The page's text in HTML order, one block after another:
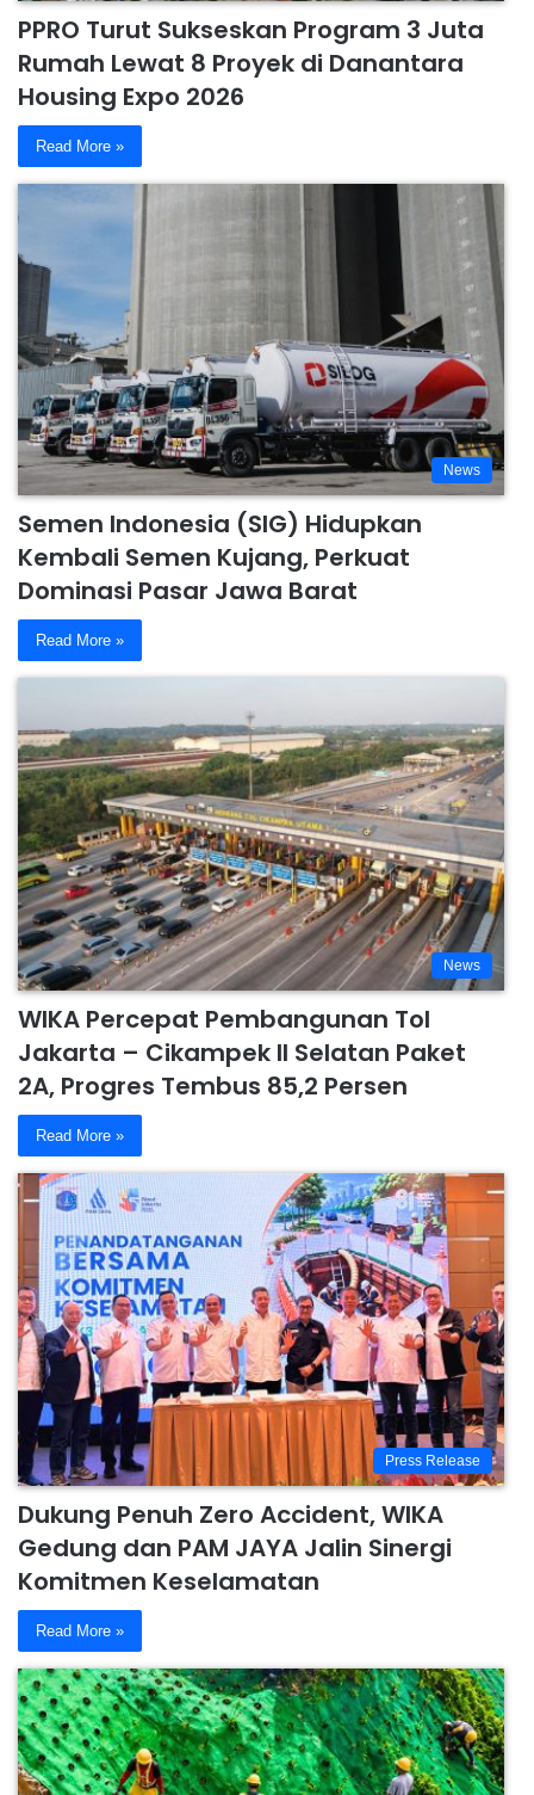
PPRO Turut Sukseskan Program 3 Juta
Rumah Lewat 8 Proyek di Danantara
Housing Expo 2026
Read More »
News
Semen Indonesia (SIG) Hidupkan
Kembali Semen Kujang, Perkuat
Dominasi Pasar Jawa Barat
Read More »
News
WIKA Percepat Pembangunan Tol
Jakarta – Cikampek II Selatan Paket
2A, Progres Tembus 85,2 Persen
Read More »
Press Release
Dukung Penuh Zero Accident, WIKA
Gedung dan PAM JAYA Jalin Sinergi
Komitmen Keselamatan
Read More »